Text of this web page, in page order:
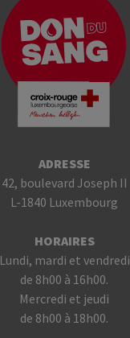
ADRESSE
42, boulevard Joseph II
L-1840 Luxembourg
HORAIRES
Lundi, mardi et vendredi
de 8h00 à 16h00.
Mercredi et jeudi
de 8h00 à 18h00.